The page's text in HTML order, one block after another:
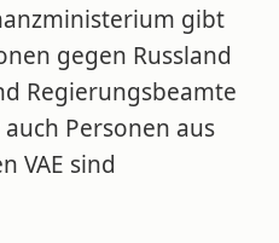
gibt
gegen Russland
Regierungsbeamte
Personen aus
VAE sind